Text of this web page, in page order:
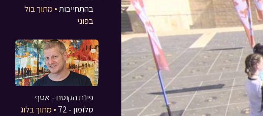
בהתחייבות• מתוך בול
בפוני
פינת הקוסם - אסף
סלומון - 72
• מתוך בלוג